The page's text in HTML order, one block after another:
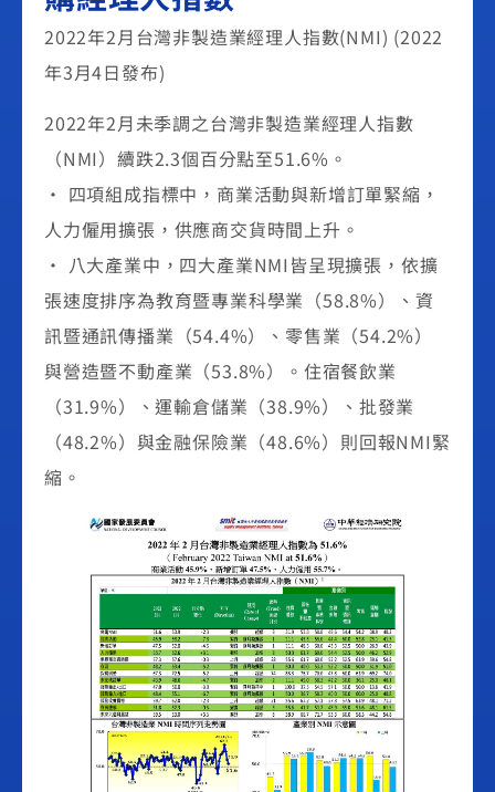
2022年2月台灣非製造業經理人指數(NMI) (2022
年3月4日發布)
2022年2月未季調之台灣非製造業經理人指數
（NMI）續跌2.3個百分點至51.6%。
• 四項組成指標中，商業活動與新增訂單緊縮，
人力僱用擴張，供應商交貨時間上升。
• 八大產業中，四大產業NMI皆呈現擴張，依擴
張速度排序為教育暨專業科學業（58.8%）、資
訊暨通訊傳播業（54.4%）、零售業（54.2%）
與營造暨不動產業（53.8%）。住宿餐飲業
（31.9%）、運輸倉儲業（38.9%）、批發業
（48.2%）與金融保險業（48.6%）則回報NMI緊
縮。